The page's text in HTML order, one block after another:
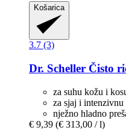
Košarica
3.7 (3)
Dr. Scheller Čisto
za suhu kožu i
za sjaj i intenzivnu
nježno hladno
€ 9,39 (€ 313,00 / l)